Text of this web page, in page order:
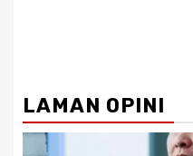
LAMAN OPINI